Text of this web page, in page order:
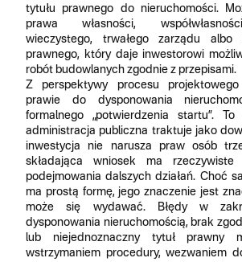
tytułu prawnego do nieruchomości.
prawa własności,
wieczystego, trwałego zarządu albo
prawnego, który daje inwestorowi
robót budowlanych zgodnie z przepisami.
Z perspektywy procesu
prawie do dysponowania
formalnego „potwierdzenia startu”.
administracja publiczna traktuje jako
inwestycja nie narusza praw osób
składająca wniosek ma
podejmowania dalszych działań. Choć
ma prostą formę, jego znaczenie jest
może się wydawać. Błędy w
dysponowania nieruchomością, brak
lub niejednoznaczny tytuł prawny
wstrzymaniem procedury, wezwaniem